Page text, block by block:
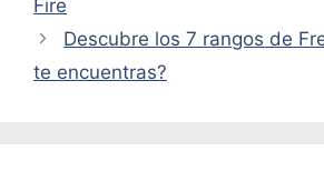
Fire
Descubre los 7 rangos de
te encuentras?